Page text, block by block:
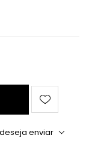
enviar